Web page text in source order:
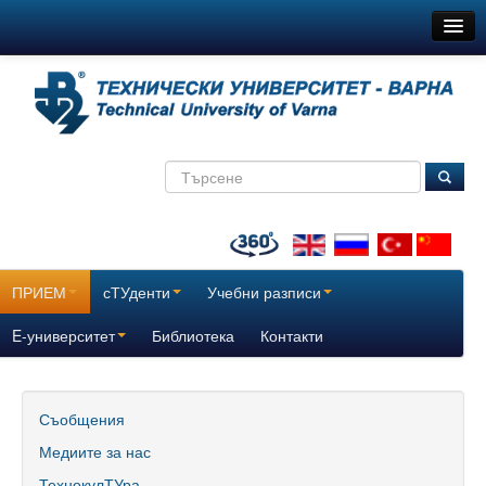
Новини
За нас
Поздравителни адреси
Отчетни доклади за дейността на ТУ – Варна
ПРИЕМ сТУденти
Учебни разписи
E-университет
Библиотека Контакти
Съобщения
Медиите за нас